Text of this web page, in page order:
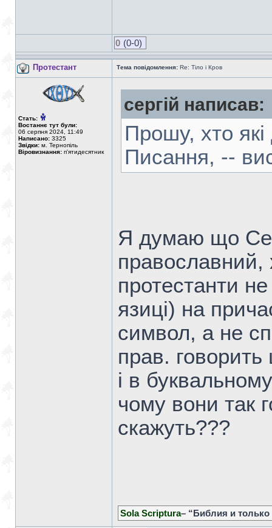
0 (0-0)
Протестант Тема повідомлення: Re: Тіло і Кров
Стать:
Востаннє тут були:
06 серпня 2024, 11:49
Написано: 3325
Звідки: м. Тернопіль
Віровизнання: п'ятидесятник
сергій написав:
Прошу, хто
Писання, --
Я думаю що
православний,
протестанти
язиці) на
символ, а не
прав.
і в
чому вони так
скажуть???
Sola Scriptura– “Библия и